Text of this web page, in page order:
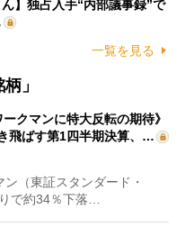
】独占入手“内部議事録”で
一覧を見る
」
ークマンに特大反転の期待》
飛ばす第1四半期決算、…
（東証スタンダード・
で約34％下落…